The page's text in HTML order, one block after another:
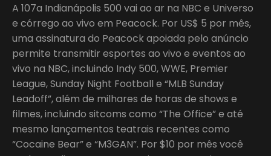
A 107a Indianápolis 500 vai ao ar na NBC e Universo
e córrego ao vivo em Peacock. Por US$ 5 por mês,
uma assinatura do Peacock apoiada pelo anúncio
permite transmitir esportes ao vivo e eventos ao
vivo na NBC, incluindo Indy 500, WWE, Premier
League, Sunday Night Football e “MLB Sunday
Leadoff”, além de milhares de horas de shows e
filmes, incluindo sitcoms como “The Office” e até
mesmo lançamentos teatrais recentes como
“Cocaine Bear” e “M3GAN”. Por $10 por mês você